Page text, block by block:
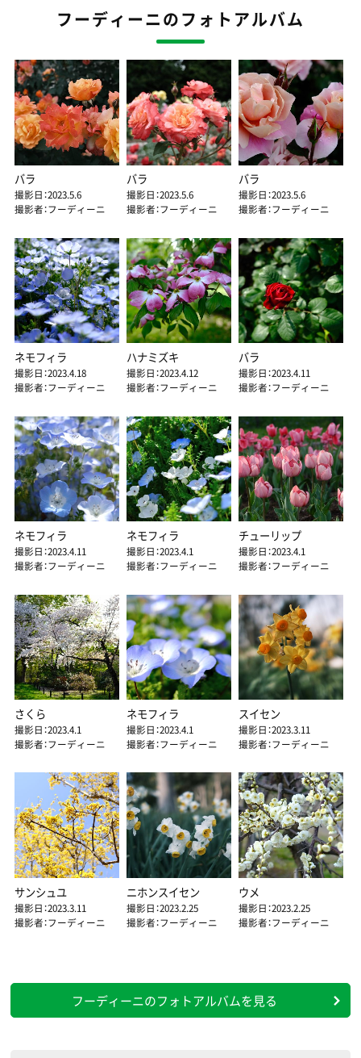
フーディーニのフォトアルバム
バラ
撮影日：2023.5.6
撮影者：フーディーニ
バラ
撮影日：2023.5.6
撮影者：フーディーニ
バラ
撮影日：2023.5.6
撮影者：フーディーニ
ネモフィラ
撮影日：2023.4.18
撮影者：フーディーニ
ハナミズキ
撮影日：2023.4.12
撮影者：フーディーニ
バラ
撮影日：2023.4.11
撮影者：フーディーニ
ネモフィラ
撮影日：2023.4.11
撮影者：フーディーニ
ネモフィラ
撮影日：2023.4.1
撮影者：フーディーニ
チューリップ
撮影日：2023.4.1
撮影者：フーディーニ
さくら
撮影日：2023.4.1
撮影者：フーディーニ
ネモフィラ
撮影日：2023.4.1
撮影者：フーディーニ
スイセン
撮影日：2023.3.11
撮影者：フーディーニ
サンシュユ
撮影日：2023.3.11
撮影者：フーディーニ
ニホンスイセン
撮影日：2023.2.25
撮影者：フーディーニ
ウメ
撮影日：2023.2.25
撮影者：フーディーニ
フーディーニのフォトアルバムを見る